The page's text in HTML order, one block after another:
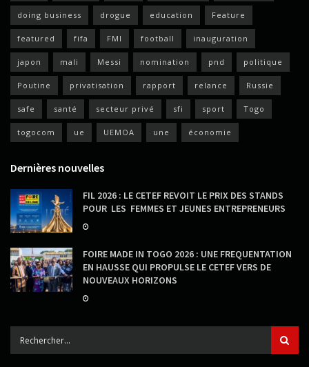
doing business drogue education Feature
featured fifa FMI football inauguration
japon mali Messi nomination pnd politique
Poutine privatisation rapport relance Russie
safe santé secteur privé sfi sport Togo
togocom ue UEMOA une économie
Dernières nouvelles
FIL 2026 : LE CETEF REVOIT LE PRIX DES STANDS
POUR LES FEMMES ET JEUNES ENTREPRENEURS
FOIRE MADE IN TOGO 2026 : UNE FREQUENTATION
EN HAUSSE QUI PROPULSE LE CETEF VERS DE
NOUVEAUX HORIZONS